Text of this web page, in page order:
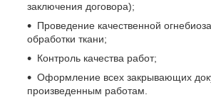
заключения договора);
Проведение качественной
обработки ткани;
Контроль качества работ;
Оформление всех закрывающих
произведенным работам.